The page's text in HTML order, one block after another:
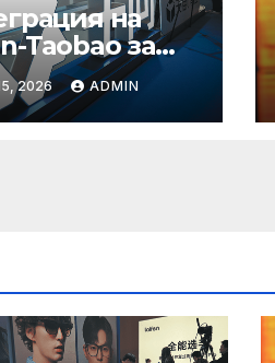
на
Taobao за
на
618
2026 ADMIN